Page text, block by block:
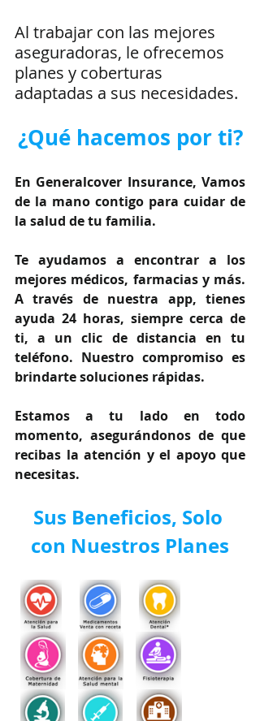
Al trabajar con las mejores
aseguradoras, le ofrecemos
planes y coberturas
adaptadas a sus necesidades.
¿Qué hacemos por ti?
En Generalcover Insurance, Vamos
de la mano contigo para cuidar de
la salud de tu familia.
Te ayudamos a encontrar a los
mejores médicos, farmacias y más.
A través de nuestra app, tienes
ayuda 24 horas, siempre cerca de
ti, a un clic de distancia en tu
teléfono. Nuestro compromiso es
brindarte soluciones rápidas.
Estamos a tu lado en todo
momento, asegurándonos de que
recibas la atención y el apoyo que
necesitas.
Sus Beneficios, Solo
con Nuestros Planes